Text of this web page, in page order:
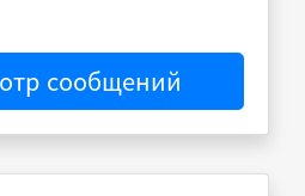
сообщений